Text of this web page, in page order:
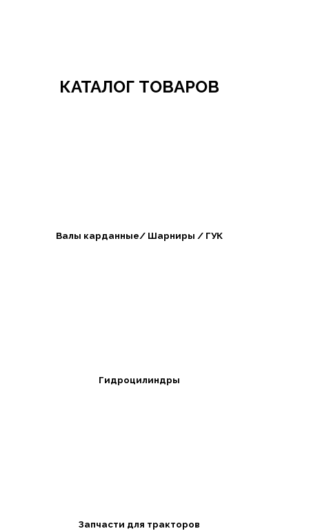
КАТАЛОГ ТОВАРОВ
Валы карданные/ Шарниры / ГУК
Гидроцилиндры
Запчасти для тракторов